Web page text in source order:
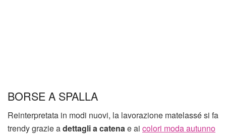
BORSE A SPALLA
Reinterpretata in modi nuovi, la lavorazione matelassé si fa
trendy grazie adettaglia catenae ai colori moda autunno